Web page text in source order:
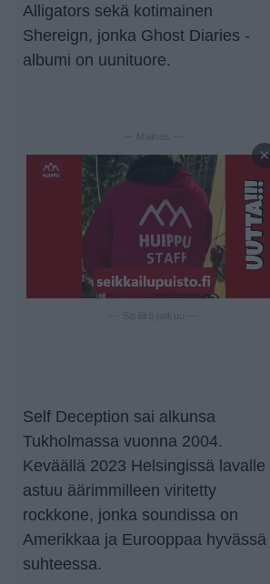
Alligators sekä kotimainen
Shereign, jonka Ghost Diaries -
albumi on uunituore.
— Mainos —
×
Self Deception sai alkunsa
Tukholmassa vuonna 2004.
Keväällä 2023 Helsingissä lavalle
astuu äärimmilleen viritetty
rockkone, jonka soundissa on
Amerikkaa ja Eurooppaa hyvässä
suhteessa.